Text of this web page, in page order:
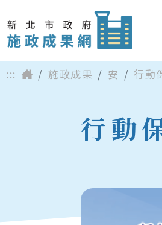
::: 施政成果 安 行動
行動